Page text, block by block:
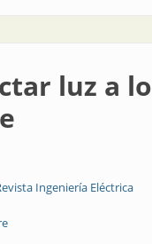
luz a lo
Ingeniería Eléctrica